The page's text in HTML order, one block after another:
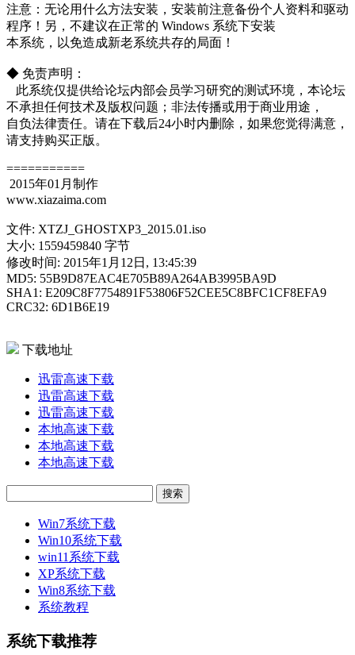
注意：无论用什么方法安装，安装前注意备份个人资料和驱动
程序！另，不建议在正常的 Windows 系统下安装
本系统，以免造成新老系统共存的局面！
◆ 免责声明：
此系统仅提供给论坛内部会员学习研究的测试环境，本论坛
不承担任何技术及版权问题；非法传播或用于商业用途，
自负法律责任。请在下载后24小时内删除，如果您觉得满意，
请支持购买正版。
===========
2015年01月制作
www.xiazaima.com
文件: XTZJ_GHOSTXP3_2015.01.iso
大小: 1559459840 字节
修改时间: 2015年1月12日, 13:45:39
MD5: 55B9D87EAC4E705B89A264AB3995BA9D
SHA1: E209C8F7754891F53806F52CEE5C8BFC1CF8EFA9
CRC32: 6D1B6E19
下载地址
迅雷高速下载
迅雷高速下载
迅雷高速下载
本地高速下载
本地高速下载
本地高速下载
Win7系统下载
Win10系统下载
win11系统下载
XP系统下载
Win8系统下载
系统教程
系统下载推荐